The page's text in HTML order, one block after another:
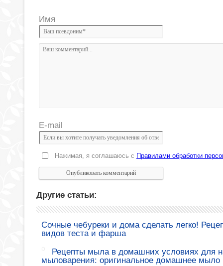
Имя
E-mail
Нажимая, я соглашаюсь с Правилами обработки
Другие статьи:
Сочные чебуреки и дома сделать легко!
видов теста и фарша
Рецепты мыла в домашних условиях для
мыловарения: оригинальное домашнее мыло